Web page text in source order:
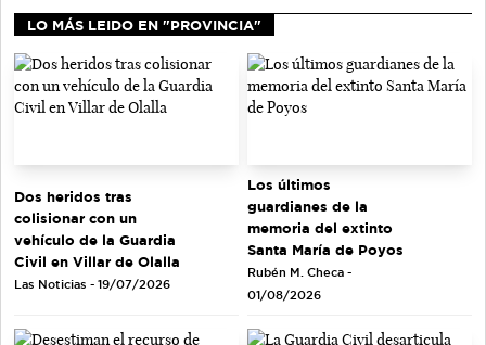
LO MÁS LEIDO EN "PROVINCIA"
Dos heridos tras
colisionar con un
vehículo de la Guardia
Civil en Villar de Olalla
Las Noticias - 19/07/2026
Los últimos
guardianes de la
memoria del extinto
Santa María de Poyos
Rubén M. Checa -
01/08/2026